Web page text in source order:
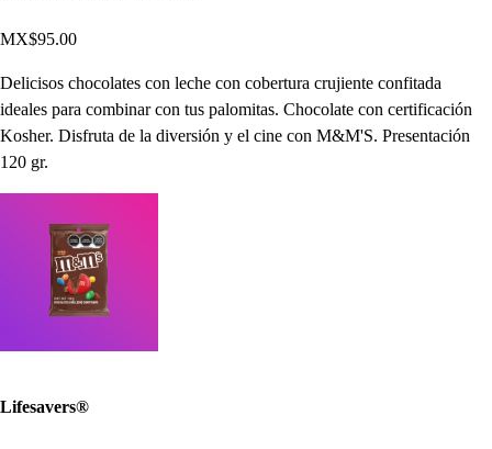
MX$95.00
Delicisos chocolates con leche con cobertura crujiente confitada
ideales para combinar con tus palomitas. Chocolate con certificación
Kosher. Disfruta de la diversión y el cine con M&M'S. Presentación
120 gr.
Lifesavers®